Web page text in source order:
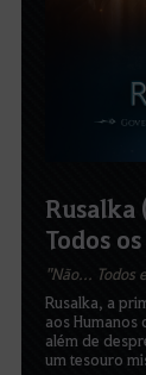
Rusalka
Todos
"Não... Todos
Rusalka, a
aos Humanos
além de
um tesouro